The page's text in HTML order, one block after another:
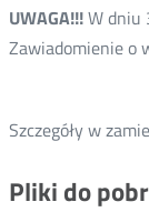
UWAGA!!!W dniu
Zawiadomienie o
Szczegóły w
Pliki do